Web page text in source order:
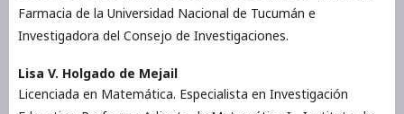
Farmacia de la Universidad Nacional de Tucumán e
Investigadora del Consejo de Investigaciones.
Lisa V. Holgado de Mejail
Licenciada en Matemática. Especialista en Investigación